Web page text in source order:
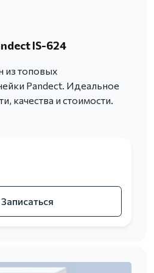
IS-624
из топовых
Pandect. Идеальное
качества и стоимости.
Записаться